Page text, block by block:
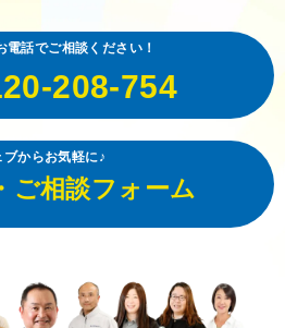
電話でご相談ください！
208-754
ブからお気軽に♪
ご相談フォーム